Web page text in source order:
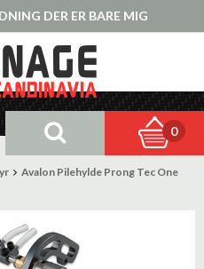
DER ER BARE MIG
0
Avalon Pilehylde Prong Tec One